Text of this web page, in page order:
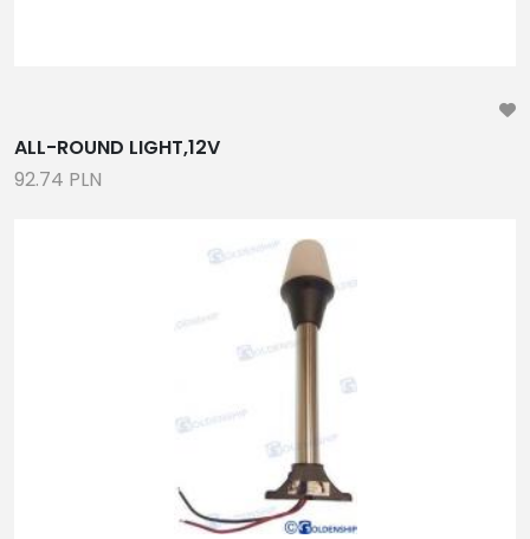
ALL-ROUND LIGHT,12V
92.74 PLN